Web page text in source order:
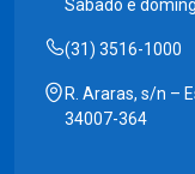
Sábado e
(31) 3516-1000
R. Araras, s/n –
34007-364